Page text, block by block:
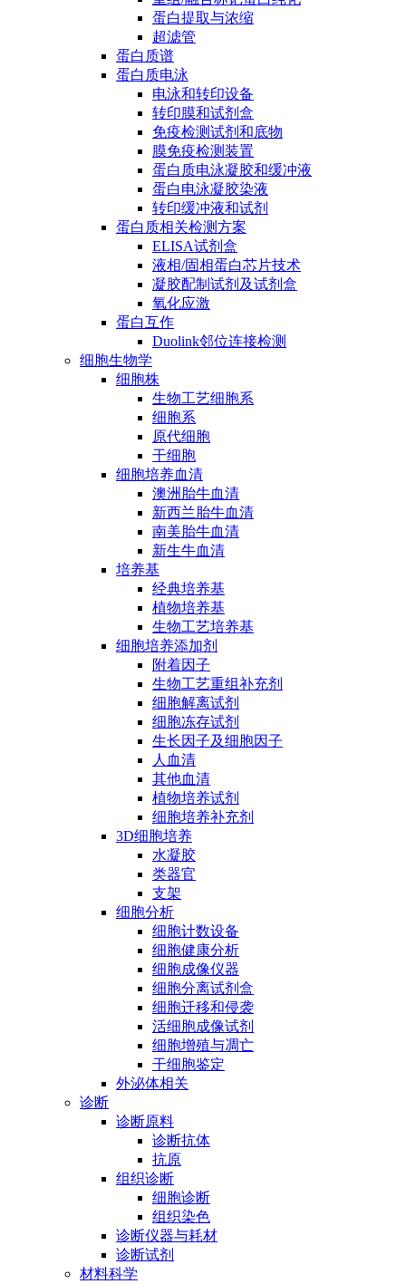
蛋白提取与浓缩
超滤管
蛋白质谱
蛋白质电泳
电泳和转印设备
转印膜和试剂盒
免疫检测试剂和底物
膜免疫检测装置
蛋白质电泳凝胶和缓冲液
蛋白电泳凝胶染液
转印缓冲液和试剂
蛋白质相关检测方案
ELISA试剂盒
液相/固相蛋白芯片技术
凝胶配制试剂及试剂盒
氧化应激
蛋白互作
Duolink邻位连接检测
细胞生物学
细胞株
生物工艺细胞系
细胞系
原代细胞
干细胞
细胞培养血清
澳洲胎牛血清
新西兰胎牛血清
南美胎牛血清
新生牛血清
培养基
经典培养基
植物培养基
生物工艺培养基
细胞培养添加剂
附着因子
生物工艺重组补充剂
细胞解离试剂
细胞冻存试剂
生长因子及细胞因子
人血清
其他血清
植物培养试剂
细胞培养补充剂
3D细胞培养
水凝胶
类器官
支架
细胞分析
细胞计数设备
细胞健康分析
细胞成像仪器
细胞分离试剂盒
细胞迁移和侵袭
活细胞成像试剂
细胞增殖与凋亡
干细胞鉴定
外泌体相关
诊断
诊断原料
诊断抗体
抗原
组织诊断
细胞诊断
组织染色
诊断仪器与耗材
诊断试剂
材料科学